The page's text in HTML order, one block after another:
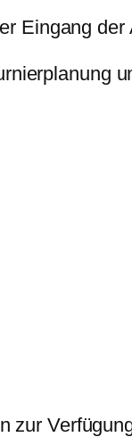
Eingang